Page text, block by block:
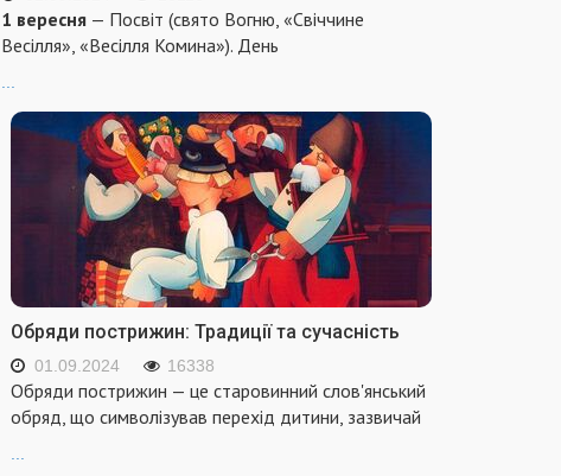
1 вересня — Посвіт (свято Вогню, «Свіччине
Весілля», «Весілля Комина»). День
...
Обряди пострижин: Традиції та сучасність
01.09.2024 16338
Обряди пострижин — це старовинний слов'янський
обряд, що символізував перехід дитини, зазвичай
...